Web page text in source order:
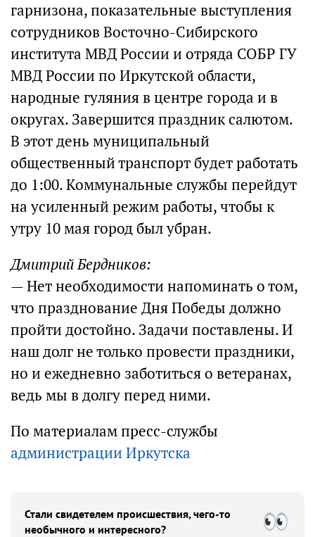
гарнизона, показательные выступления
сотрудников Восточно-Сибирского
института МВД России и отряда СОБР ГУ
МВД России по Иркутской области,
народные гуляния в центре города и в
округах. Завершится праздник салютом.
В этот день муниципальный
общественный транспорт будет работать
до 1:00. Коммунальные службы перейдут
на усиленный режим работы, чтобы к
утру 10 мая город был убран.
Дмитрий Бердников:
— Нет необходимости напоминать о том,
что празднование Дня Победы должно
пройти достойно. Задачи поставлены. И
наш долг не только провести праздники,
но и ежедневно заботиться о ветеранах,
ведь мы в долгу перед ними.
По материалам пресс-службы
администрации Иркутска
Стали свидетелем происшествия, чего-то
необычного и интересного?